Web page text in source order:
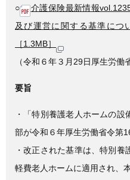
○
介護保険最新情報
及び運営に関する基準につ
［1.3MB］
（令和６年３月29日厚生労働
要旨
・「特別養護老人ホームの
部が令和６年厚生労働省令第
・改正された基準は、特別養
軽費老人ホームに適用され、